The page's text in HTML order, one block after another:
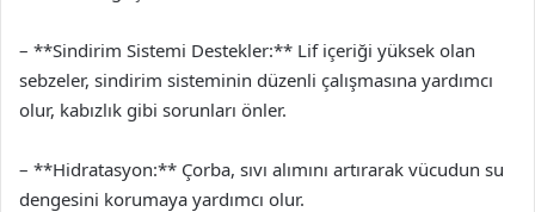
– **Sindirim Sistemi Destekler:** Lif içeriği yüksek olan
sebzeler, sindirim sisteminin düzenli çalışmasına yardımcı
olur, kabızlık gibi sorunları önler.
– **Hidratasyon:** Çorba, sıvı alımını artırarak vücudun su
dengesini korumaya yardımcı olur.